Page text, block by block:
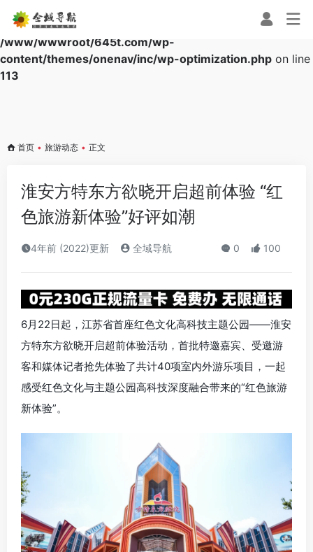
Warning: Array to string conversion in
/www/wwwroot/645t.com/wp-
content/themes/onenav/inc/wp-optimization.php on line
113
首页 • 旅游动态 • 正文
淮安方特东方欲晓开启超前体验 “红
色旅游新体验”好评如潮
4年前 (2022)更新 全域导航 0 100
6月22日起， 江苏省首座红色文化高科技主题公园——淮安
方特东方欲晓开启超前体验活动，首批特邀嘉宾、受邀游
客和媒体记者抢先体验了共计40项室内外游乐项目，一起
感受红色文化与主题公园高科技深度融合带来的“红色旅游
新体验”。